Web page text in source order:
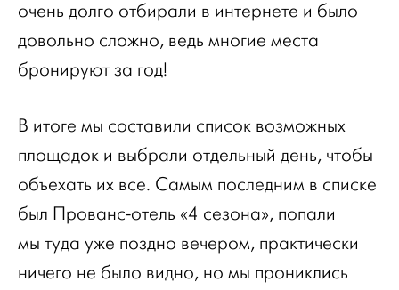
очень долго отбирали в интернете и было
довольно сложно, ведь многие места
бронируют за год!
В итоге мы составили список возможных
площадок и выбрали отдельный день, чтобы
объехать их все. Самым последним в списке
был Прованс-отель «4 сезона», попали
мы туда уже поздно вечером, практически
ничего не было видно, но мы прониклись